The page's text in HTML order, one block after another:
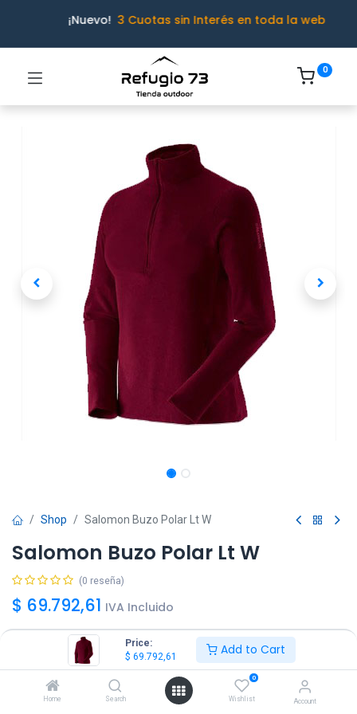
Price:
$ 69.792,61 Add to Cart
Home Search
0
Wishlist Account
¡Nuevo! 3 Cuotas sin Interés en toda la web
0
Shop Salomon Buzo Polar Lt W
Salomon Buzo Polar Lt W
(0 reseña)
$ 69.792,61 IVA Incluido